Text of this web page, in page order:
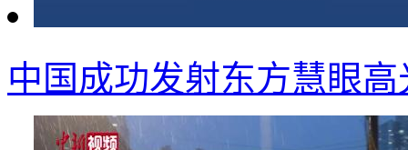
中国成功发射东方慧眼高